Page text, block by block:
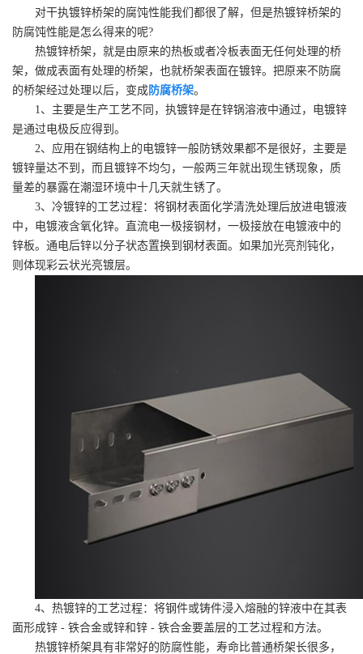
对干执镀锌桥架的腐饨性能我们都很了解，但是热镀锌桥架的
防腐饨性能是怎么得来的呢?
热镀锌桥架，就是由原来的热板或者冷板表面无任何处理的桥
架，做成表面有处理的桥架，也就桥架表面在镀锌。把原来不防腐
的桥架经过处理以后，变成防腐桥架。
1、主要是生产工艺不同，执镀锌是在锌锅溶液中通过，电镀锌
是通过电极反应得到。
2、应用在钢结构上的电镀锌一般防锈效果都不是很好，主要是
镀锌量达不到，而且镀锌不均匀，一般两三年就出现生锈现象，质
量差的暴露在潮湿环境中十几天就生锈了。
3、冷镀锌的工艺过程：将钢材表面化学清洗处理后放进电镀液
中，电镀液含氧化锌。直流电一极接钢材，一极接放在电镀液中的
锌板。通电后锌以分子状态置换到钢材表面。如果加光亮剂钝化，
则体现彩云状光亮镀层。
4、热镀锌的工艺过程：将钢件或铸件浸入熔融的锌液中在其表
面形成锌 - 铁合金或锌和锌 - 铁合金要盖层的工艺过程和方法。
热镀锌桥架具有非常好的防腐性能，寿命比普通桥架长很多，